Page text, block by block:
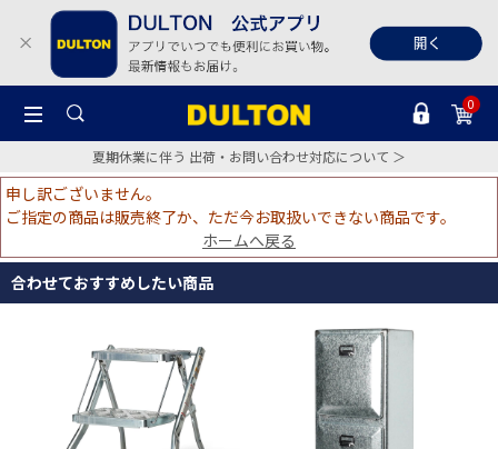
0
夏期休業に伴う 出荷・お問い合わせ対応について ＞
申し訳ございません。
ご指定の商品は販売終了か、ただ今お取扱いできない商品です。
ホームへ戻る
合わせておすすめしたい商品